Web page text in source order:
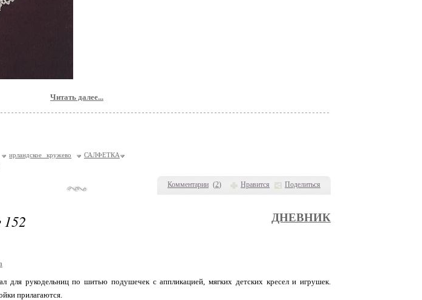
Комментарии (2) Нравится Поделиться
Читать далее...
ирландское кружево
САЛФЕТКА
ДНЕВНИК
для рукодельниц по шитью подушeчек с аппликацией, мягких детских кресел и игрушек.
прилагаются.